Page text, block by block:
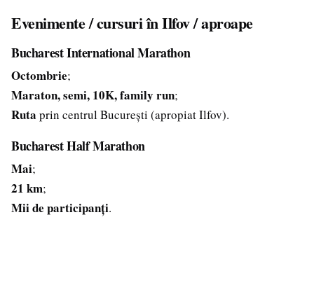
Evenimente / cursuri în Ilfov / aproape
Bucharest International Marathon
Octombrie;
Maraton, semi, 10K, family run;
Ruta prin centrul București (apropiat Ilfov).
Bucharest Half Marathon
Mai;
21 km;
Mii de participanți.